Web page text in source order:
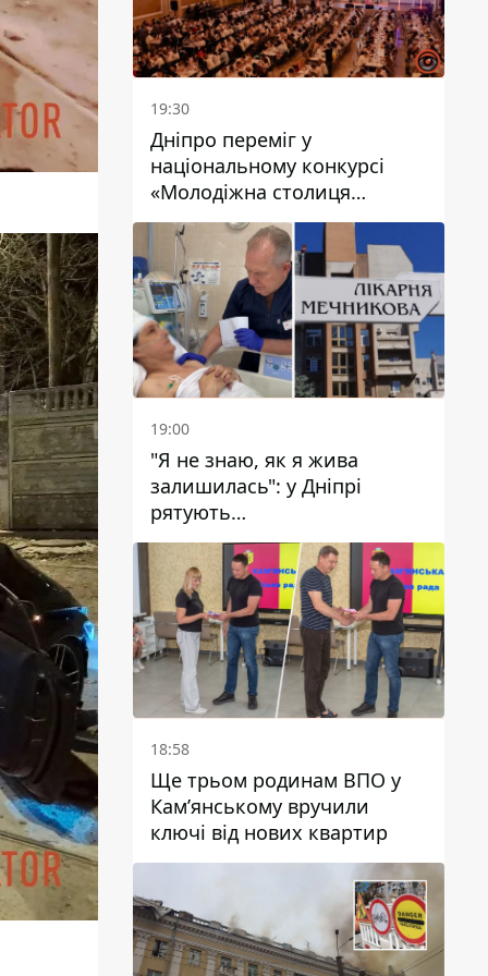
19:30
Дніпро переміг у
національному конкурсі
«Молодіжна столиця
України – 2026»
19:00
"Я не знаю, як я жива
залишилась": у Дніпрі
рятують
військовослужбовицю та
мати чотирьох дітей, яку
поранив КАБ
18:58
Ще трьом родинам ВПО у
Кам’янському вручили
ключі від нових квартир